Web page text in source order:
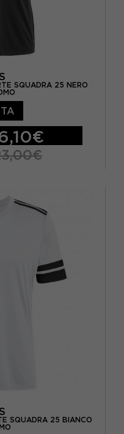
SQUADRA 25 NERO
SQUADRA 25 BIANCO